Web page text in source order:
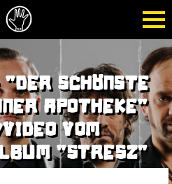
SCHÖNSTE
APOTHEKE"
VOM
"STRESZ"